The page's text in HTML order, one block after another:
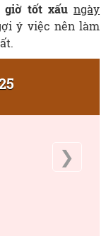
giờ tốt xấu ngày
ý việc nên làm
❯